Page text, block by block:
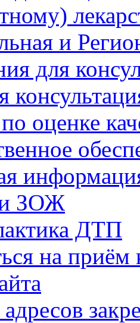
и
для
оценке
ЗОЖ
ДТП
на приём